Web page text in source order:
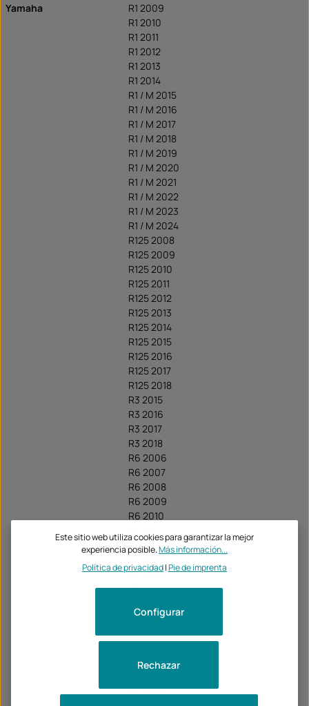
Yamaha
R1 2009
R1 2010
R1 2011
R1 2012
R1 2013
R1 2014
R1 / M 2015
R1 / M 2016
R1 / M 2017
R1 / M 2018
R1 / M 2019
R1 / M 2020
R1 / M 2021
R1 / M 2022
R1 / M 2023
R1 / M 2024
R125 2008
R125 2009
R125 2010
R125 2011
R125 2012
R125 2013
R125 2014
R125 2015
R125 2016
R125 2017
R125 2018
R3 2015
R3 2016
R3 2017
R3 2018
R6 2006
R6 2007
R6 2008
R6 2009
R6 2010
R6 2012
R6 2013
R6 2014
R6 2015
R6 2017
R6 2020
R6 2022
Este sitio web utiliza cookies para garantizar la mejor
experiencia posible.Más información...
Política de privacidad|Pie de imprenta
Rechazar
Configurar